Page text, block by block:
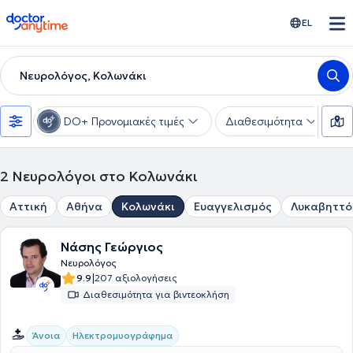
doctoranytime EL
Νευρολόγος, Κολωνάκι
DO+ Προνομιακές τιμές Διαθεσιμότητα
2 Νευρολόγοι στο Κολωνάκι
Αττική Αθήνα Κολωνάκι Ευαγγελισμός
Νάσης Γεώργιος
Νευρολόγος
9.9|207 αξιολογήσεις
Διαθεσιμότητα για βιντεοκλήση
Άνοια Ηλεκτρομυογράφημα